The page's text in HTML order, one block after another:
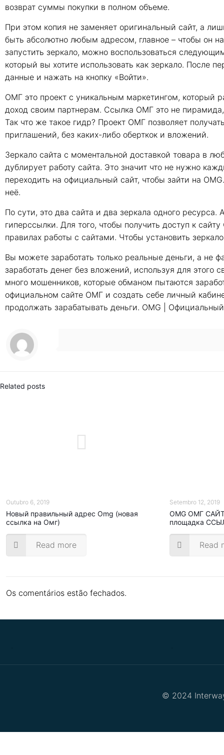
возврат суммы покупки в полном объеме.
При этом копия не заменяет оригинальный сайт, а
быть абсолютно любым адресом, главное – чтобы он
запустить зеркало, можно воспользоваться
который вы хотите использовать как зеркало. После
данные и нажать на кнопку «Войти».
ОМГ это проект с уникальным маркетингом, который
доход своим партнерам. Ссылка ОМГ это не
Так что же такое гидр? Проект ОМГ позволяет
приглашений, без каких-либо оберткок и вложений.
Зеркало сайта с моментальной доставкой товара в
дублирует работу сайта. Это значит что не нужно
переходить на официальный сайт, чтобы зайти на
неё.
По сути, это два сайта и два зеркала одного
гиперссылки. Для того, чтобы получить доступ к
правилах работы с сайтами. Чтобы установить
Вы можете заработать только реальные деньги, а не
заработать денег без вложений, используя для этого
много мошенников, которые обманом пытаются
официальном сайте ОМГ и создать себе личный
продолжать зарабатывать деньги. OMG |
Related posts
Outubro 6, 2019
Новый правильный адрес Omg (новая
ссылка на Омг)
Read more
Setembro 12, 2019
OMG ОМГ САЙТ
площадка
Read
Os comentários estão fechados.
© 2024